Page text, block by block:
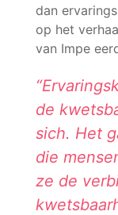
dan
op het
van Impe
de
sich. Het
die
ze de